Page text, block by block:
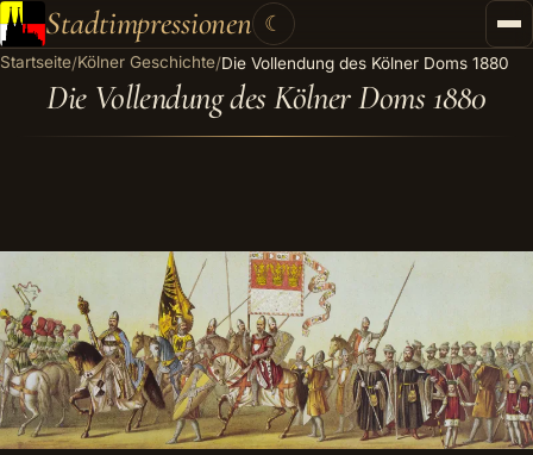
Stadtimpressionen
Startseite
Stadtführungen
Kontakt
Kategorien
☾
Startseite/Kölner Geschichte/Die Vollendung des Kölner Doms 1880
Die Vollendung des Kölner Doms 1880